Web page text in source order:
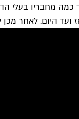
כמה מחבריו
ועד היום. לאחר